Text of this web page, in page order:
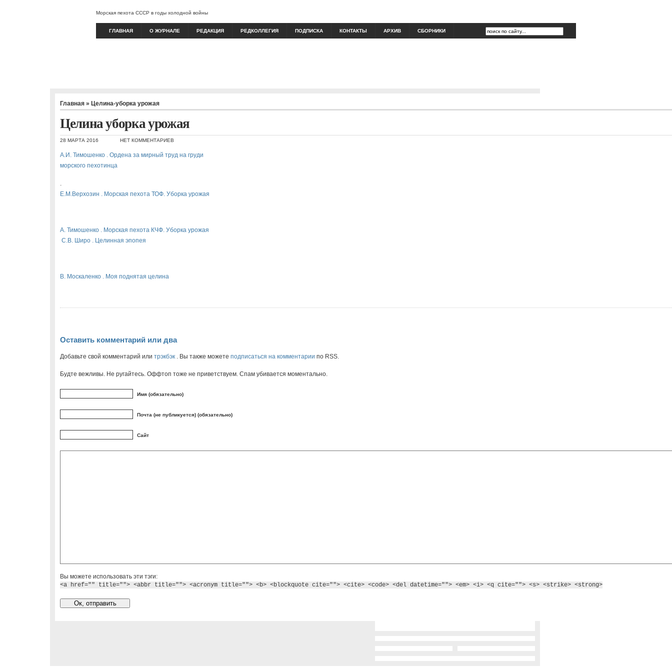
Морская пехота СССР в годы холодной войны
ГЛАВНАЯ О ЖУРНАЛЕ РЕДАКЦИЯ РЕДКОЛЛЕГИЯ ПОДПИСКА КОНТАКТЫ АРХИВ СБОРНИКИ
Главная » Целина-уборка урожая
Целина уборка урожая
28 МАРТА 2016 НЕТ КОММЕНТАРИЕВ
А.И. Тимошенко . Ордена за мирный труд на груди
морского пехотинца
.
Е.М.Верхозин . Морская пехота ТОФ. Уборка урожая
А. Тимошенко . Морская пехота КЧФ. Уборка урожая
С.В. Широ . Целинная эпопея
В. Москаленко . Моя поднятая целина
Оставить комментарий или два
Добавьте свой комментарий или трэкбэк . Вы также можете подписаться на комментарии по RSS.
Будте вежливы. Не ругайтесь. Оффтоп тоже не приветствуем. Спам убивается моментально.
Имя (обязательно)
Почта (не публикуется) (обязательно)
Сайт
Вы можете использовать эти тэги:
<a href="" title=""> <abbr title=""> <acronym title=""> <b> <blockquote cite=""> <cite> <code> <del datetime=""> <em> <i> <q cite=""> <s> <strike> <strong>